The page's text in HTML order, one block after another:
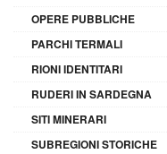
OPERE PUBBLICHE
PARCHI TERMALI
RIONI IDENTITARI
RUDERI IN SARDEGNA
SITI MINERARI
SUBREGIONI STORICHE